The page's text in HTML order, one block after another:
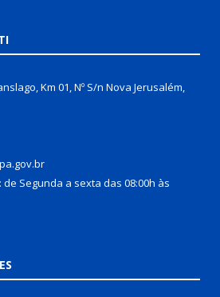
Km 01, Nº S/n Nova Jerusalém,
Segunda a sexta das 08:00h às